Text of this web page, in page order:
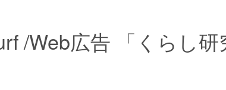
/Web広告 「くらし